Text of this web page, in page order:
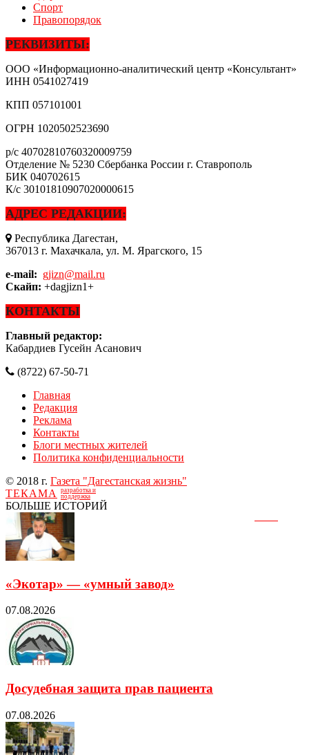
Спорт
Правопорядок
РЕКВИЗИТЫ:
ООО «Информационно-аналитический центр «Консультант»
ИНН 0541027419
КПП 057101001
ОГРН 1020502523690
р/с 40702810760320009759
Отделение № 5230 Сбербанка России г. Ставрополь
БИК 040702615
К/с 30101810907020000615
АДРЕС РЕДАКЦИИ:
Республика Дагестан,
367013 г. Махачкала, ул. М. Ярагского, 15
e-mail: gjizn@mail.ru
Скайп: +dagjizn1+
КОНТАКТЫ
Главный редактор:
Кабардиев Гусейн Асанович
(8722) 67-50-71
Главная
Редакция
Реклама
Контакты
Блоги местных жителей
Политика конфиденциальности
© 2018 г. Газета "Дагестанская жизнь"
ТЕКАМА
разработка и
поддержка
БОЛЬШЕ ИСТОРИЙ
«Экотар» — «умный завод»
07.08.2026
Досудебная защита прав пациента
07.08.2026